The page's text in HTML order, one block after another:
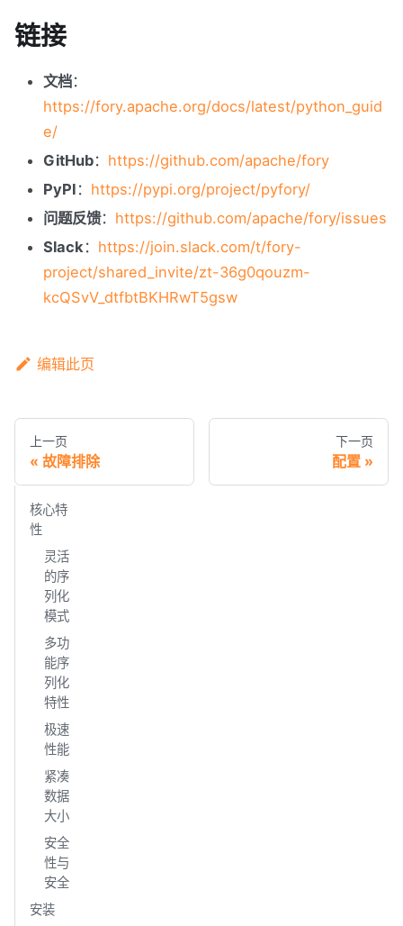
链接
文档：
https://fory.apache.org/docs/latest/python_guid
e/
GitHub： https://github.com/apache/fory
PyPI ： https://pypi.org/project/pyfory/
问题反馈： https://github.com/apache/fory/issues
Slack ： https://join.slack.com/t/fory-
project/shared_invite/zt-36g0qouzm-
kcQSvV_dtfbtBKHRwT5gsw
编辑此页
上一页
故障排除
下一页
配置
核心特
性
灵活
的序
列化
模式
多功
能序
列化
特性
极速
性能
紧凑
数据
大小
安全
性与
安全
安装